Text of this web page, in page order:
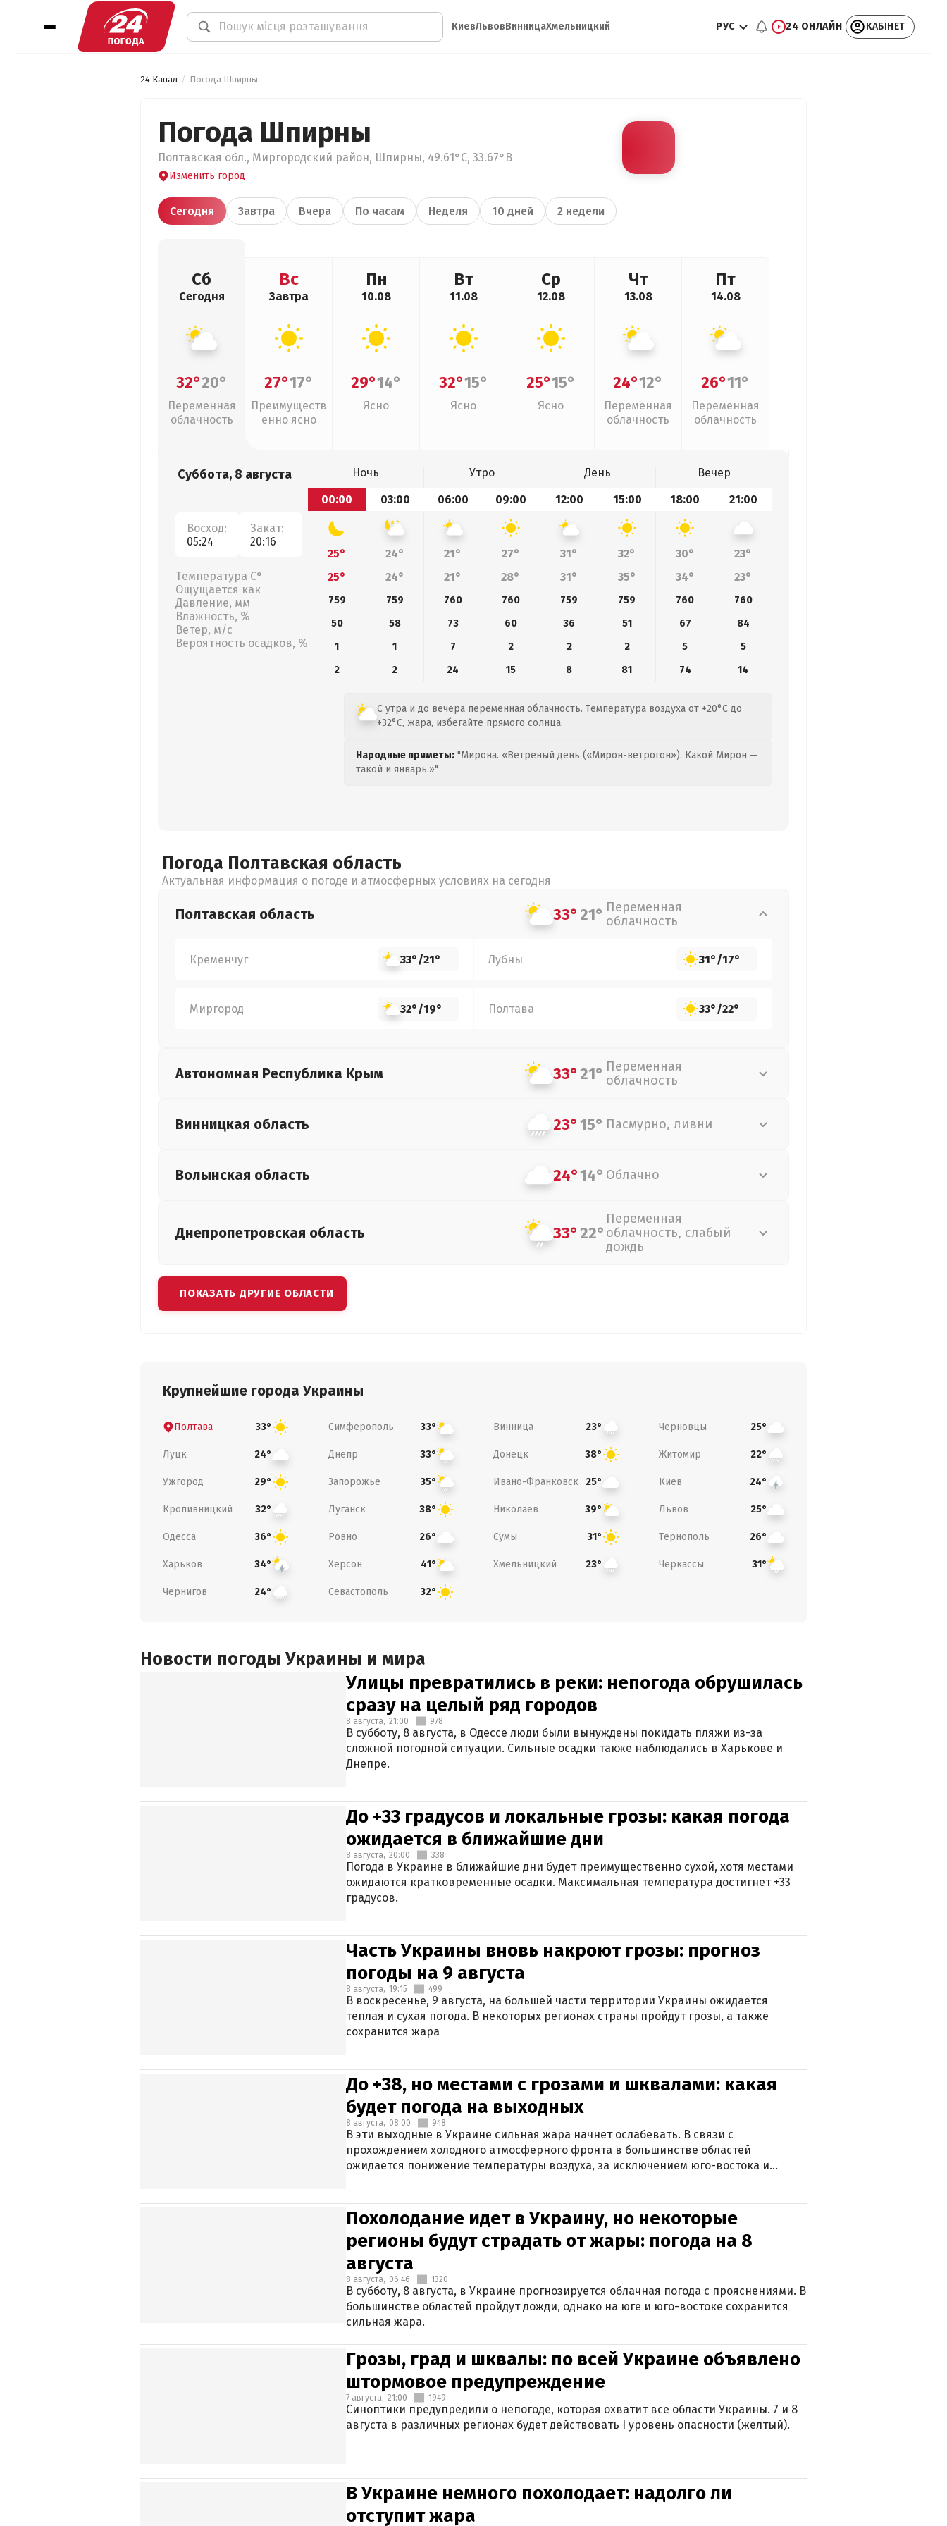
КиевЛьвовВинницаХмельницкий РУС 24 ОНЛАЙН КАБІНЕТ
24 Канал Погода Шпирны
Погода Шпирны
Полтавская обл., Миргородский район, Шпирны, 49.61°С, 33.67°В
Изменить город
Сегодня Завтра Вчера По часам Неделя 10 дней 2 недели
Сб
Сегодня
32°20°
Переменная
облачность
Вс
Завтра
27°17°
Преимуществ
енно ясно
Пн
10.08
29°14°
Ясно
Вт
11.08
32°15°
Ясно
Ср
12.08
25°15°
Ясно
Чт
13.08
24°12°
Переменная
облачность
Пт
14.08
26°11°
Переменная
облачность
Суббота, 8 августа
Восход:
05:24
Закат:
20:16
Температура С°
Ощущается как
Давление, мм
Влажность, %
Ветер, м/с
Вероятность осадков, %
Ночь Утро День
Вечер
00:00
03:00 06:00 09:00 12:00 15:00 18:00 21:00
25° 24° 21° 27° 31° 32° 30°
23°
25°
24° 21° 28° 31° 35° 34° 23°
759 759 760 760 759 759 760
760
50
58 73 60 36 51 67
84
1
1 7 2 2 2 5
5
2
2 24 15 8 81 74 14
С утра и до вечера переменная облачность. Температура воздуха от +20°C до
+32°C, жара, избегайте прямого солнца.
Народные приметы: "Мирона. «Ветреный день («Мирон-ветрогон»). Какой Мирон —
такой и январь.»"
Погода Полтавская область
Актуальная информация о погоде и атмосферных условиях на сегодня
Полтавская область 33°21° Переменная
облачность
Кременчуг 33°/21° Лубны 31°/17°
Миргород 32°/19° Полтава 33°/22°
Автономная Республика Крым 33°21° Переменная
облачность
Винницкая область 23°15° Пасмурно, ливни
Волынская область 24°14° Облачно
Днепропетровская область 33°22°
Переменная
облачность, слабый
дождь
ПОКАЗАТЬ ДРУГИЕ ОБЛАСТИ
Крупнейшие города Украины
Полтава 33° Симферополь 33° Винница 23° Черновцы 25°
Луцк 24° Днепр 33° Донецк 38° Житомир 22°
Ужгород 29° Запорожье 35° Ивано-Франковск 25° Киев 24°
Кропивницкий 32° Луганск 38° Николаев 39° Львов 25°
Одесса 36° Ровно 26° Сумы 31° Тернополь 26°
Харьков 34° Херсон 41° Хмельницкий 23° Черкассы 31°
Чернигов 24° Севастополь 32°
Новости погоды Украины и мира
Улицы превратились в реки: непогода обрушилась
сразу на целый ряд городов
8 августа, 21:00 978
В субботу, 8 августа, в Одессе люди были вынуждены покидать пляжи из-за
сложной погодной ситуации. Сильные осадки также наблюдались в Харькове и
Днепре.
До +33 градусов и локальные грозы: какая погода
ожидается в ближайшие дни
8 августа, 20:00 338
Погода в Украине в ближайшие дни будет преимущественно сухой, хотя местами
ожидаются кратковременные осадки. Максимальная температура достигнет +33
градусов.
Часть Украины вновь накроют грозы: прогноз
погоды на 9 августа
8 августа, 19:15 499
В воскресенье, 9 августа, на большей части территории Украины ожидается
теплая и сухая погода. В некоторых регионах страны пройдут грозы, а также
сохранится жара
До +38, но местами с грозами и шквалами: какая
будет погода на выходных
8 августа, 08:00 948
В эти выходные в Украине сильная жара начнет ослабевать. В связи с
прохождением холодного атмосферного фронта в большинстве областей
ожидается понижение температуры воздуха, за исключением юго-востока и
Похолодание идет в Украину, но некоторые
регионы будут страдать от жары: погода на 8
августа
8 августа, 06:46 1320
В субботу, 8 августа, в Украине прогнозируется облачная погода с прояснениями. В
большинстве областей пройдут дожди, однако на юге и юго-востоке сохранится
сильная жара.
Грозы, град и шквалы: по всей Украине объявлено
штормовое предупреждение
7 августа, 21:00 1949
Синоптики предупредили о непогоде, которая охватит все области Украины. 7 и 8
августа в различных регионах будет действовать I уровень опасности (желтый).
В Украине немного похолодает: надолго ли
отступит жара